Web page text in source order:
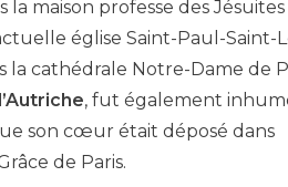
maison professe des Jésuites
église Saint-Paul-Saint-
la cathédrale Notre-Dame de
, fut également
son cœur était déposé dans
de Paris.